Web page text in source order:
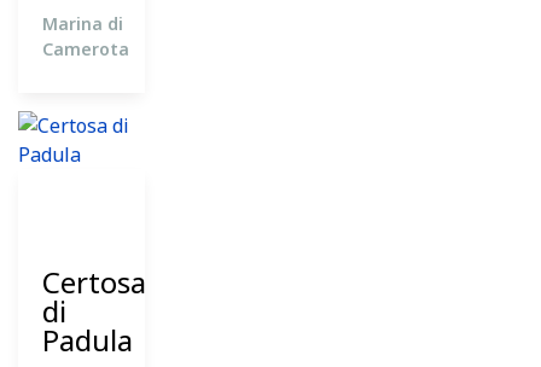
Marina di
Camerota
Certosa
di
Padula